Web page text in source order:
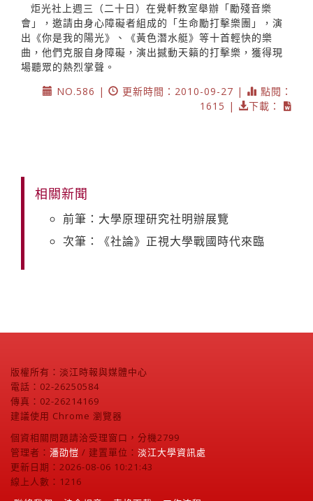
炬光社上週三（二十日）在覺軒教室舉辦「勵殘音樂
會」，邀請由身心障礙者組成的「生命勵打擊樂團」，演
出《你是我的陽光》、《黃色潛水艇》等十首輕快的樂
曲，他們克服自身障礙，演出撼動天籟的打擊樂，獲得現
場聽眾的熱烈掌聲。
NO.586 |
更新時間：2010-09-27 |
點閱：
1615 |
下載：
相關新聞
前筆：大學原理研究社明辦展覽
次筆：《社論》正視大學戰國時代來臨
版權所有：淡江時報與媒體中心
電話：02-26250584
傳真：02-26214169
建議使用 Chrome 瀏覽器
個資相關問題請洽受理窗口，分機2799
管理者： 潘劭愷 / 建置單位： 淡江大學資訊處
更新日期：2026-08-06 10:21:43
線上人數：1216